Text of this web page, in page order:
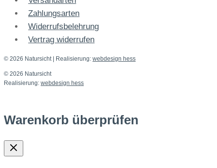
Zahlungsarten
Widerrufsbelehrung
Vertrag widerrufen
© 2026 Natursicht | Realisierung: webdesign hess
© 2026 Natursicht
Realisierung: webdesign hess
Warenkorb überprüfen